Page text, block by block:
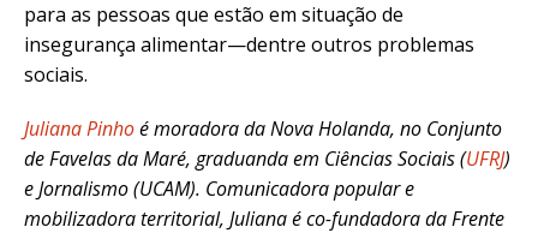
para as pessoas que estão em situação de
insegurança alimentar—dentre outros problemas
sociais.
Juliana Pinhoé moradora da Nova Holanda, no Conjunto
de Favelas da Maré, graduanda em Ciências Sociais (UFRJ)
e Jornalismo (UCAM). Comunicadora popular e
mobilizadora territorial, Juliana é co-fundadora da Frente